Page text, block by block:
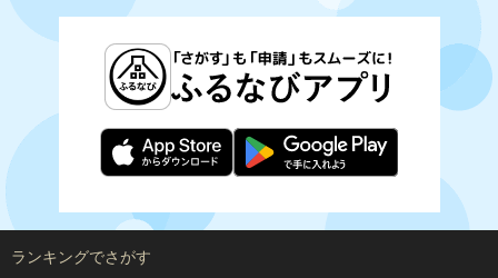
ランキングでさがす